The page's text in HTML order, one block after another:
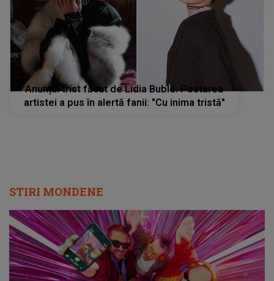
Anunțul trist făcut de Lidia Buble. Postarea
artistei a pus în alertă fanii: "Cu inima tristă"
STIRI MONDENE